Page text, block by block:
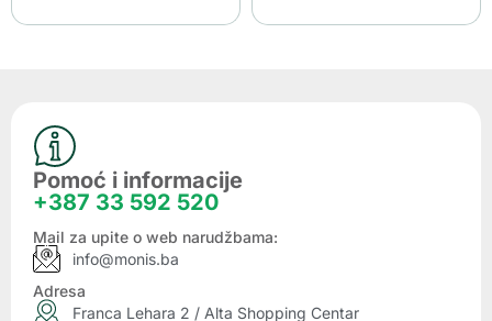
Pomoć i informacije
+387 33 592 520
Mail za upite o web narudžbama:
info@monis.ba
Adresa
Franca Lehara 2 / Alta Shopping Centar